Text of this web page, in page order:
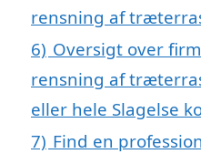
rensning af
6) Oversigt over
rensning af
eller hele Slagelse
7) Find en